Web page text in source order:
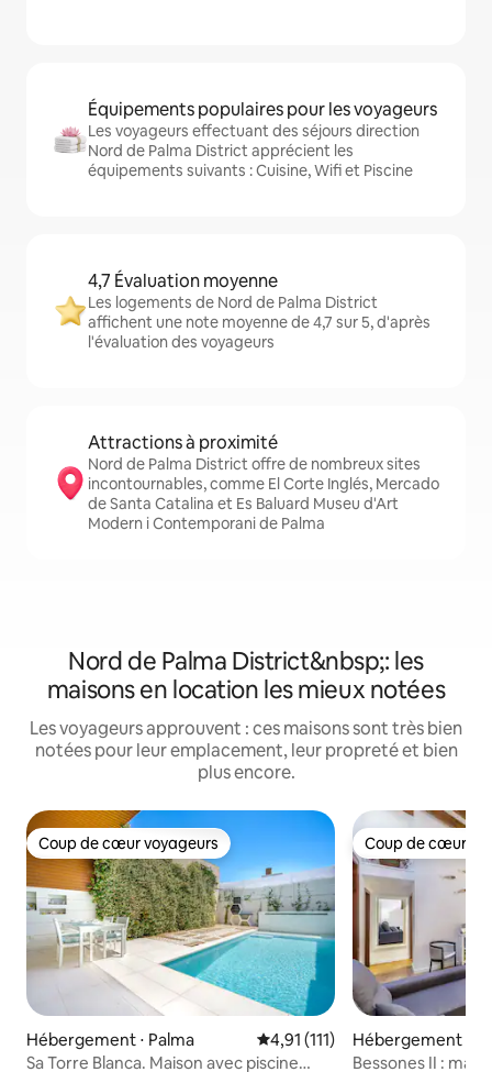
Équipements populaires pour les voyageurs
Les voyageurs effectuant des séjours direction
Nord de Palma District apprécient les
équipements suivants : Cuisine, Wifi et Piscine
4,7 Évaluation moyenne
Les logements de Nord de Palma District
affichent une note moyenne de 4,7 sur 5, d'après
l'évaluation des voyageurs
Attractions à proximité
Nord de Palma District offre de nombreux sites
incontournables, comme El Corte Inglés, Mercado
de Santa Catalina et Es Baluard Museu d'Art
Modern i Contemporani de Palma
Nord de Palma District&nbsp;: les
maisons en location les mieux notées
Les voyageurs approuvent : ces maisons sont très bien
notées pour leur emplacement, leur propreté et bien
plus encore.
Coup de cœur voyageurs
Coup de cœur voyageurs
Hébergement ⋅ Palma Évaluation moyenne sur la
4,91 (111)
Sa Torre Blanca. Maison avec piscine
Coup de cœur
Coup de cœur
Hébergement ⋅
Bessones II :